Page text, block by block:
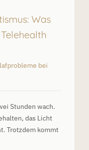
Was
bei
Stunden wach.
das Licht
Trotzdem kommt